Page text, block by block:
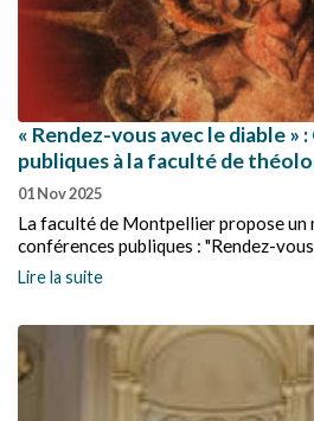
« Rendez-vous avec le diable »
publiques à la faculté de
01 Nov 2025
La faculté de Montpellier propose un
conférences publiques : "Rendez-
à toutes et tous, elles auront lieu les
décembre 2025 et sont accessibles en
Lire la suite